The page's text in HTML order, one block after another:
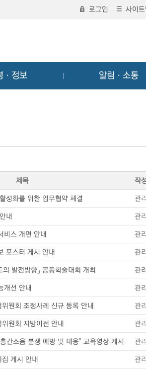
로그인 사이트
ㆍ정보 알림ㆍ소통
제목 작
성화를 위한 업무협약 체결 관
내 관
비스 개편 안내 관
포스터 게시 안내 관
발전방향」 공동학술대회 개최 관
개선 안내 관
원회 조정사례 신규 등록 안내 관
원회 지방이전 안내 관
간소음 분쟁 예방 및 대응" 교육영상 게시 관
게시 안내 관